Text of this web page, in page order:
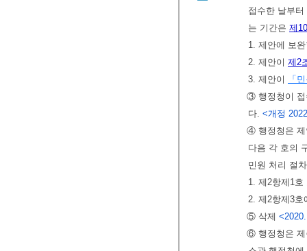
접수한 날부
는 기간은 제
1. 제안에 보
2. 제안이 제2
3. 제안이
「
③ 행정청이 접
다. <개정
④ 행정청은 제
다음 각 호의
민원 처리 절
1. 제2항제1
2. 제2항제3호
⑤ 삭제
⑥ 행정청은 제